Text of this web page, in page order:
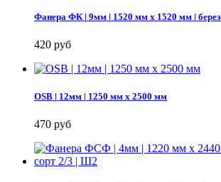
Фанера ФК | 9мм | 1520 мм х 1520 мм |
420 руб
OSB | 12мм | 1250 мм х 2500 мм
470 руб